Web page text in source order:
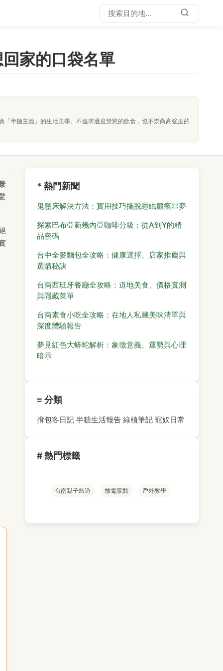
家的口袋名單
半糖主義」的生活美學。不追求過度禁慾的飲食，也不崇尚高強度的
* 熱門新聞
鬼壓床解決方法：實用技巧擺脫睡眠癱瘓噩夢
探索巴布亞新幾內亞咖啡分級：從A到Y的精
品密碼
台中全麥麵包全攻略：健康選擇、店家推薦與
選購秘訣
台南西班牙餐廳全攻略：道地美食、價格實測
與隱藏菜單
台南素食小吃全攻略：在地人私藏美味清單與
深度體驗報告
夢見紅色大蟒蛇解析：象徵意義、運勢與心理
暗示
≡ 分類
揹包客日記 半糖生活報告 綠植筆記 寵奴日常
# 熱門標籤
台南親子旅遊 放電景點 戶外教學